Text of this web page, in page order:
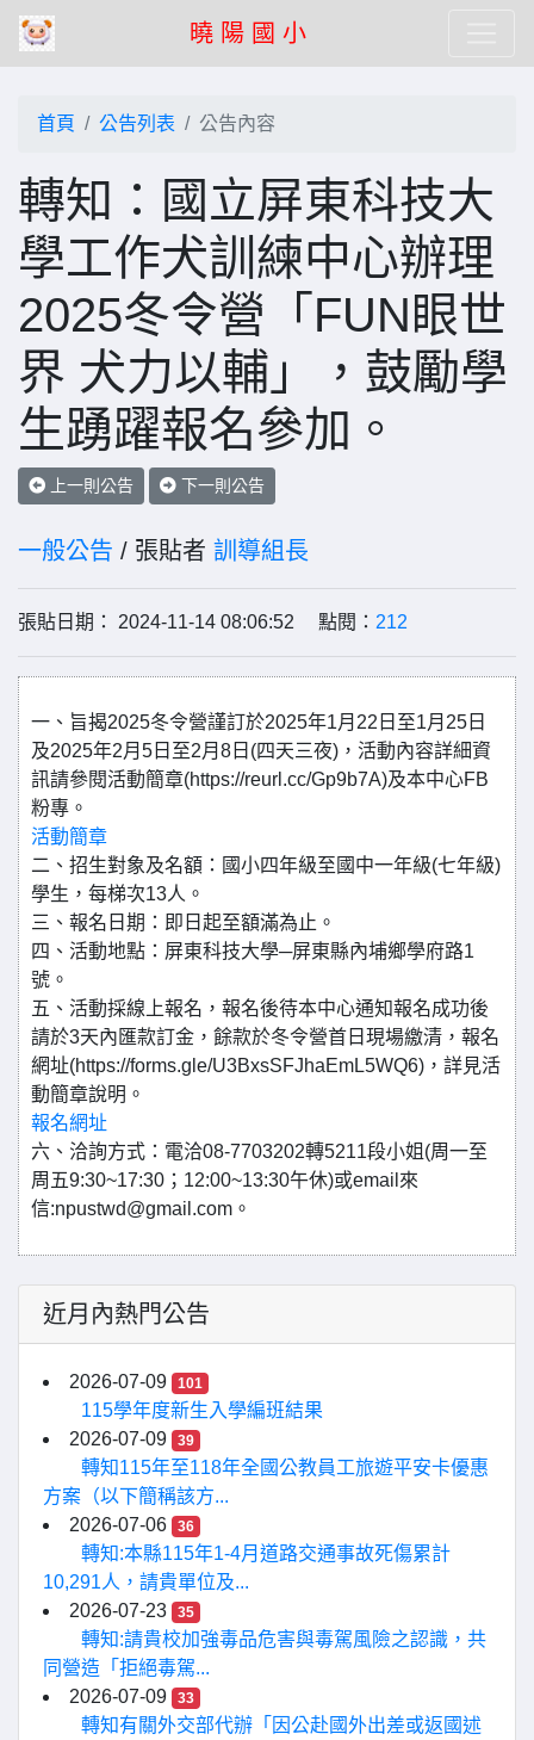
曉 陽 國 小
首頁 公告列表 公告內容
轉知：國立屏東科技大
學工作犬訓練中心辦理
2025冬令營「FUN眼世
界 犬力以輔」，鼓勵學
生踴躍報名參加。
上一則公告 下一則公告
一般公告 / 張貼者 訓導組長
張貼日期： 2024-11-14 08:06:52 點閱： 212
一、旨揭2025冬令營謹訂於2025年1月22日至1月25日
及2025年2月5日至2月8日(四天三夜)，活動內容詳細資
訊請參閱活動簡章(https://reurl.cc/Gp9b7A)及本中心FB
粉專。
活動簡章
二、招生對象及名額：國小四年級至國中一年級(七年級)
學生，每梯次13人。
三、報名日期：即日起至額滿為止。
四、活動地點：屏東科技大學─屏東縣內埔鄉學府路1
號。
五、活動採線上報名，報名後待本中心通知報名成功後
請於3天內匯款訂金，餘款於冬令營首日現場繳清，報名
網址(https://forms.gle/U3BxsSFJhaEmL5WQ6)，詳見活
動簡章說明。
報名網址
六、洽詢方式：電洽08-7703202轉5211段小姐(周一至
周五9:30~17:30；12:00~13:30午休)或email來
信:npustwd@gmail.com。
近月內熱門公告
2026-07-09 101
115學年度新生入學編班結果
2026-07-09
39
轉知115年至118年全國公教員工旅遊平安卡優惠
方案（以下簡稱該方...
2026-07-06
36
轉知:本縣115年1-4月道路交通事故死傷累計
10,291人，請貴單位及...
2026-07-23
35
轉知:請貴校加強毒品危害與毒駕風險之認識，共
同營造「拒絕毒駕...
2026-07-09
33
轉知有關外交部代辦「因公赴國外出差或返國述